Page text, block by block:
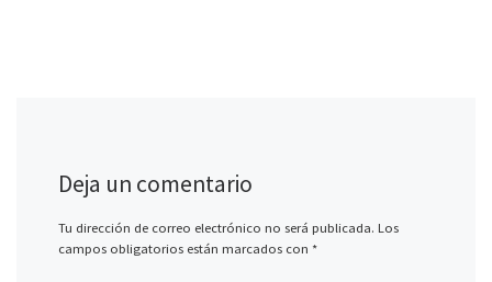
Deja un comentario
Tu dirección de correo electrónico no será publicada. Los
campos obligatorios están marcados con *